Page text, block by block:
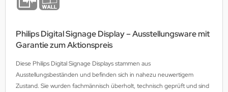
Philips Digital Signage Display – Ausstellungsware mit
Garantie zum Aktionspreis
Diese Philips Digital Signage Displays stammen aus
Ausstellungsbeständen und befinden sich in nahezu neuwertigem
Zustand. Sie wurden fachmännisch überholt, technisch geprüft und sind